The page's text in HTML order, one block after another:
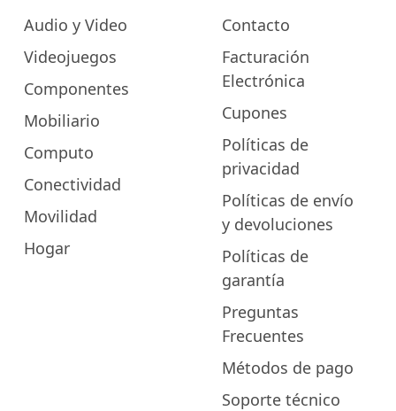
Audio y Video
Videojuegos
Componentes
Mobiliario
Computo
Conectividad
Movilidad
Hogar
Contacto
Facturación
Electrónica
Cupones
Políticas de
privacidad
Políticas de envío
y devoluciones
Políticas de
garantía
Preguntas
Frecuentes
Métodos de pago
Soporte técnico